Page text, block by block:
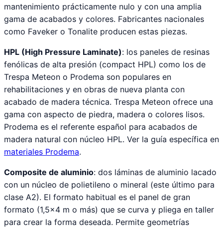
mantenimiento prácticamente nulo y con una amplia
gama de acabados y colores. Fabricantes nacionales
como Faveker o Tonalite producen estas piezas.
HPL (High Pressure Laminate): los paneles de resinas
fenólicas de alta presión (compact HPL) como los de
Trespa Meteon o Prodema son populares en
rehabilitaciones y en obras de nueva planta con
acabado de madera técnica. Trespa Meteon ofrece una
gama con aspecto de piedra, madera o colores lisos.
Prodema es el referente español para acabados de
madera natural con núcleo HPL. Ver la guía específica en
materiales Prodema.
Composite de aluminio: dos láminas de aluminio lacado
con un núcleo de polietileno o mineral (este último para
clase A2). El formato habitual es el panel de gran
formato (1,5×4 m o más) que se curva y pliega en taller
para crear la forma deseada. Permite geometrías